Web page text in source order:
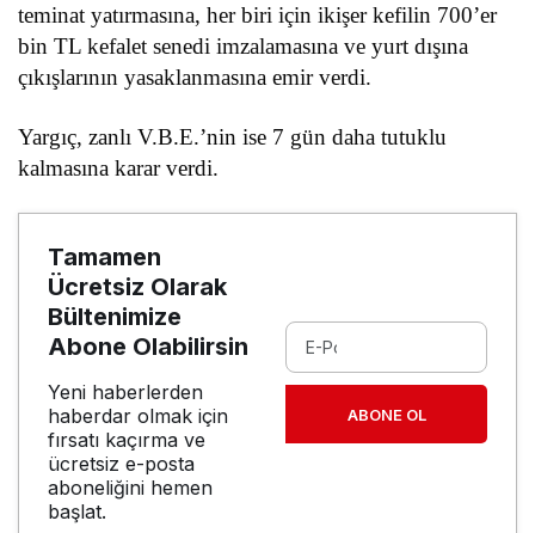
teminat yatırmasına, her biri için ikişer kefilin 700’er
bin TL kefalet senedi imzalamasına ve yurt dışına
çıkışlarının yasaklanmasına emir verdi.
Yargıç, zanlı V.B.E.’nin ise 7 gün daha tutuklu
kalmasına karar verdi.
Tamamen
Ücretsiz Olarak
Bültenimize
Abone Olabilirsin
Yeni haberlerden
haberdar olmak için
fırsatı kaçırma ve
ücretsiz e-posta
aboneliğini hemen
başlat.
ABONE OL